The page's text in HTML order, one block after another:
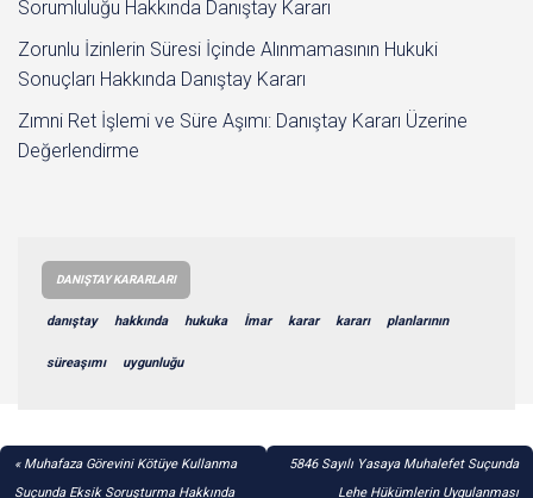
Sorumluluğu Hakkında Danıştay Kararı
Zorunlu İzinlerin Süresi İçinde Alınmamasının Hukuki
Sonuçları Hakkında Danıştay Kararı
Zımni Ret İşlemi ve Süre Aşımı: Danıştay Kararı Üzerine
Değerlendirme
DANIŞTAY KARARLARI
danıştay hakkında hukuka İmar karar kararı planlarının
süreaşımı uygunluğu
YAZI
Muhafaza Görevini Kötüye Kullanma
Suçunda Eksik Soruşturma Hakkında
5846 Sayılı Yasaya Muhalefet Suçunda
Lehe Hükümlerin Uygulanması